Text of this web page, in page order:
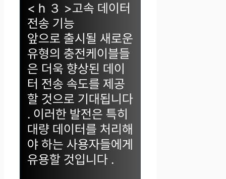
< h ３ >고속 데이터
전송 기능
앞으로 출시될 새로운
유형의 충전케이블들
은 더욱 향상된 데이
터 전송 속도를 제공
할 것으로 기대됩니다
. 이러한 발전은 특히
대량 데이터를 처리해
야 하는 사용자들에게
유용할 것입니다 .